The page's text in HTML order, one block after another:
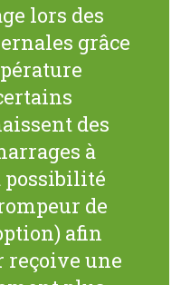
lors des
grâce
des
à
possibilité
de
afin
reçoive une